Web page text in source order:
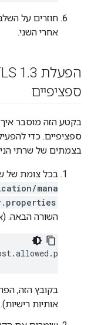
חוזרים על
אחרי השני.
הפעלת TLS 1 .
ספציפיים
בצמתים של שרתי
בכל צומת של
mana
השורה הבאה.
בקובץ הזה,
אותיות רישיות).